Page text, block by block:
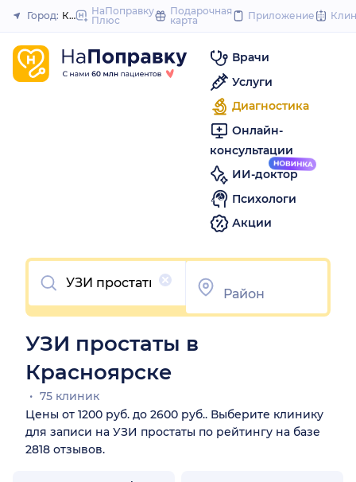
to
Закрыть
Город: КрасноярскНаПоправку
Плюс
Подарочная
карта
Приложение
Врачи
Услуги
Диагностика
Онлайн-
консультации
ИИ-доктор
Психологи
Акции
Очистить
УЗИ простаты в
Красноярске
75 клиник
Цены от 1200 руб. до 2600 руб.. Выберите клинику
для записи на УЗИ простаты по рейтингу на базе
2818 отзывов.